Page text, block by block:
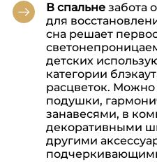
В спальне забота
для
сна решает
детских
категории
расцветок.
подушки,
занавесями, в
декоративными
другими